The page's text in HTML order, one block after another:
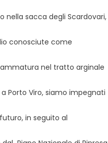
nella sacca degli Scardovari,
conosciute come
nel tratto arginale
Porto Viro, siamo impegnati
in seguito al